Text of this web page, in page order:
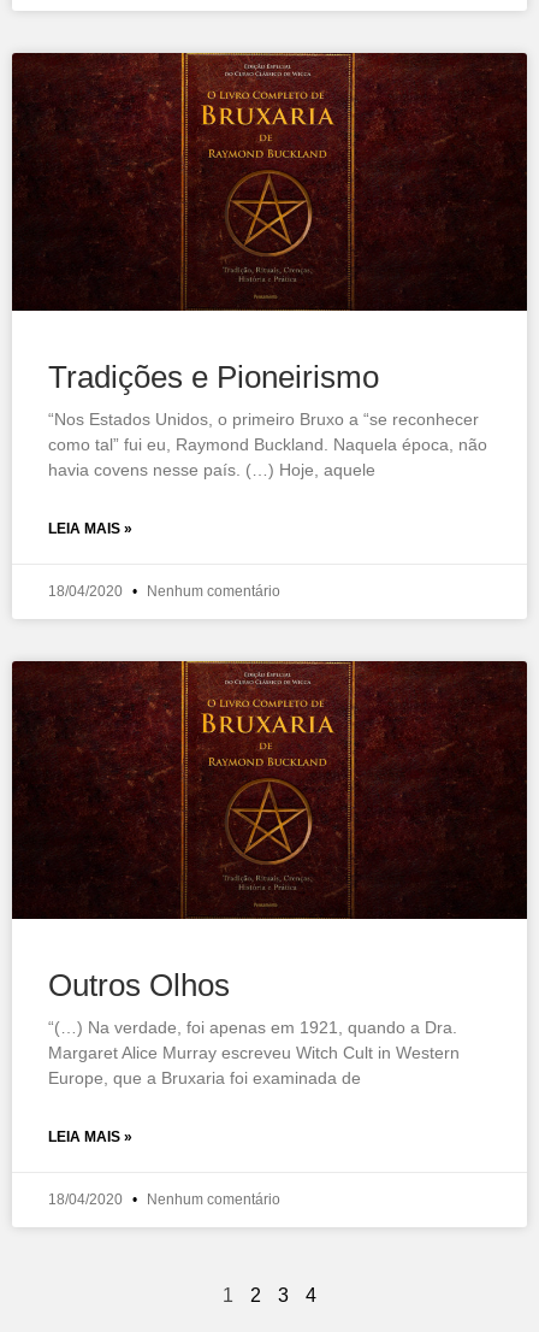
Tradições e Pioneirismo
“Nos Estados Unidos, o primeiro Bruxo a “se reconhecer
como tal” fui eu, Raymond Buckland. Naquela época, não
havia covens nesse país. (…) Hoje, aquele
LEIA MAIS »
18/04/2020 Nenhum comentário
Outros Olhos
“(…) Na verdade, foi apenas em 1921, quando a Dra.
Margaret Alice Murray escreveu Witch Cult in Western
Europe, que a Bruxaria foi examinada de
LEIA MAIS »
18/04/2020 Nenhum comentário
1 2 3 4